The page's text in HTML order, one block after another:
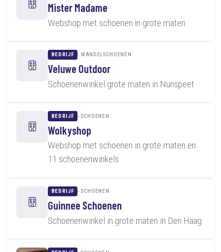
Mister Madame
Webshop met schoenen in grote maten
BEDRIJF WANDELSCHOENEN
Veluwe Outdoor
Schoenenwinkel grote maten in Nunspeet
BEDRIJF SCHOENEN
Wolkyshop
Webshop met schoenen in grote maten en
11 schoenenwinkels
BEDRIJF SCHOENEN
Guinnee Schoenen
Schoenenwinkel in grote maten in Den Haag